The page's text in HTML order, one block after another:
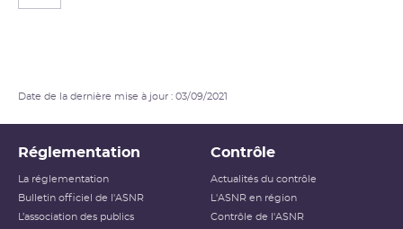
Date de la dernière mise à jour : 03/09/2021
Réglementation
La réglementation
Bulletin officiel de l'ASNR
L’association des publics
Contrôle
Actualités du contrôle
L'ASNR en région
Contrôle de l'ASNR